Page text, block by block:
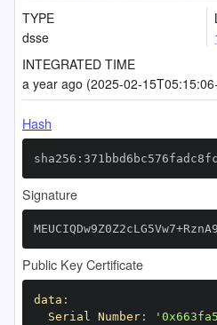
TYPE
dsse
INTEGRATED TIME
a year ago (2025-02-
Hash
Signature
Public Key Certificate
data :
Serial Number: